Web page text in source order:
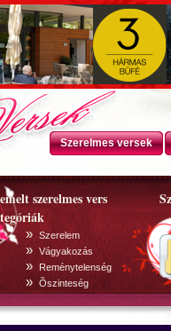
Szerelmes versek
szerelmes vers
» Szerelem
» Vágyakozás
» Reménytelenség
» Õszinteség